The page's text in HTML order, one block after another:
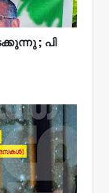
; പി